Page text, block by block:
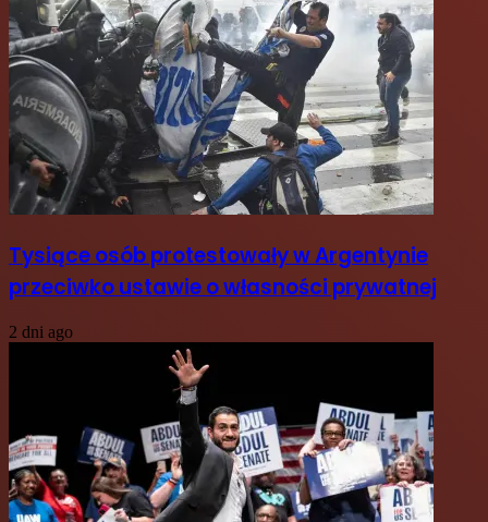
Tysiące osób protestowały w Argentynie
przeciwko ustawie o własności prywatnej
2 dni ago